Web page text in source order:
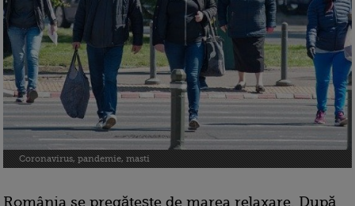
Coronavirus, pandemie, masti
România se pregăteşte de marea relaxare. După